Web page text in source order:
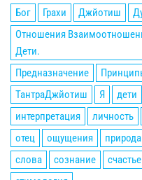
Бог
Грахи Джйотиш
Отношения
Дети.
Предназначение
ТантраДжйотиш
Я дети
интерпретация
личность
отец
ощущения природа
слова
сознание счастье